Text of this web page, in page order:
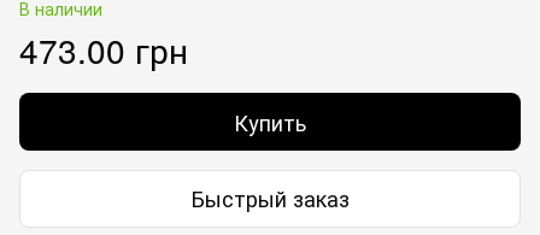
В наличии
473.00 грн
Купить
Быстрый заказ